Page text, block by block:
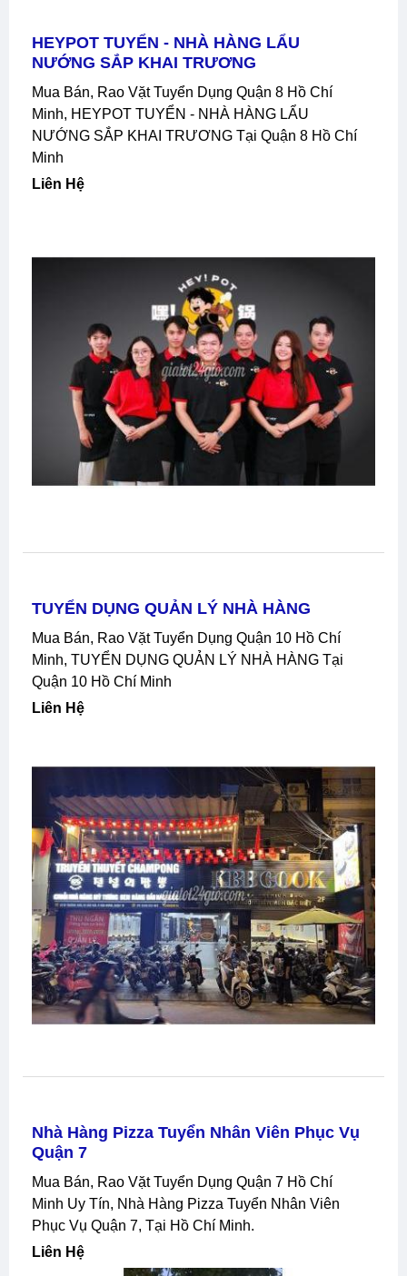
HEYPOT TUYỂN - NHÀ HÀNG LẨU
NƯỚNG SẮP KHAI TRƯƠNG
Mua Bán, Rao Vặt Tuyển Dụng Quận 8 Hồ Chí
Minh, HEYPOT TUYỂN - NHÀ HÀNG LẨU
NƯỚNG SẮP KHAI TRƯƠNG Tại Quận 8 Hồ Chí
Minh
Liên Hệ
TUYỂN DỤNG QUẢN LÝ NHÀ HÀNG
Mua Bán, Rao Vặt Tuyển Dụng Quận 10 Hồ Chí
Minh, TUYỂN DỤNG QUẢN LÝ NHÀ HÀNG Tại
Quận 10 Hồ Chí Minh
Liên Hệ
Nhà Hàng Pizza Tuyển Nhân Viên Phục Vụ
Quận 7
Mua Bán, Rao Vặt Tuyển Dụng Quận 7 Hồ Chí
Minh Uy Tín, Nhà Hàng Pizza Tuyển Nhân Viên
Phục Vụ Quận 7, Tại Hồ Chí Minh.
Liên Hệ